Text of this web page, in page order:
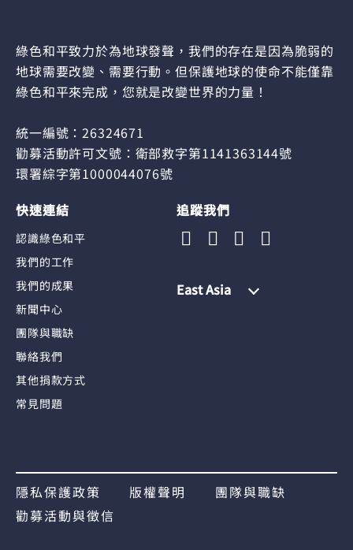
綠色和平致力於為地球發聲，我們的存在是因為脆弱的
地球需要改變、需要行動。但保護地球的使命不能僅靠
綠色和平來完成，您就是改變世界的力量！
統一編號：26324671
勸募活動許可文號：衛部救字第1141363144號
環署綜字第1000044076號
快速連結
認識綠色和平
我們的工作
我們的成果
新聞中心
團隊與職缺
聯絡我們
其他捐款方式
常見問題
追蹤我們
East Asia
隱私保護政策 版權聲明
團隊與職缺
勸募活動與徵信